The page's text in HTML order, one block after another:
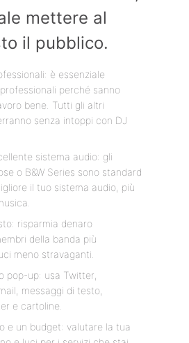
mettere al
il pubblico.
è essenziale
perché sanno
bene. Tutti gli altri
senza intoppi con DJ
sistema audio: gli
o B&W Series sono standard
il tuo sistema audio, più
risparmia denaro
della banda più
meno stravaganti.
pop-up: usa Twitter,
messaggi di testo,
e cartoline.
e un budget: valutare la tua